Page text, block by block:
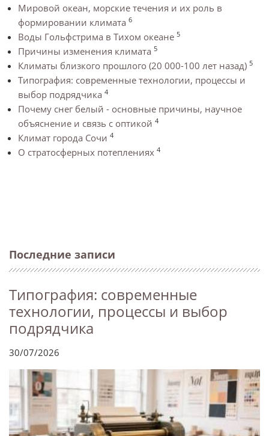
Мировой океан, морские течения и их роль в
формировании климата 6
Воды Гольфстрима в Тихом океане 5
Причины изменения климата 5
Климаты близкого прошлого (20 000-100 лет назад) 5
Типография: современные технологии, процессы и
выбор подрядчика 4
Почему снег белый - основные причины, научное
объяснение и связь с оптикой 4
Климат города Сочи 4
О стратосферных потеплениях 4
Последние записи
Типография: современные
технологии, процессы и выбор
подрядчика
30/07/2026